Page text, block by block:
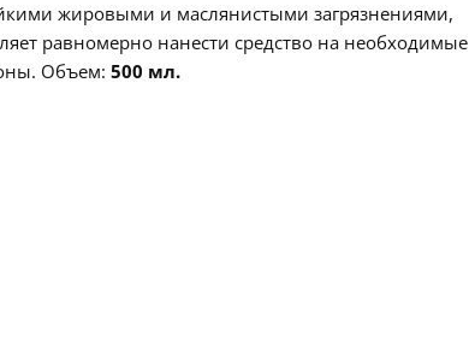
жировыми и маслянистыми загрязнениями,
равномерно нанести средство на необходимые
Объем: 500 мл.